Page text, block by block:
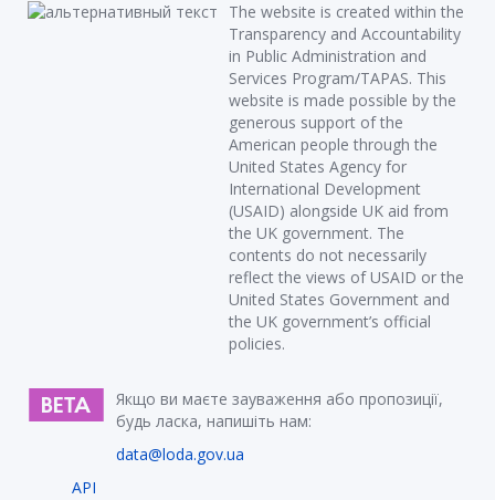
The website is created within the
Transparency and Accountability
in Public Administration and
Services Program/TAPAS. This
website is made possible by the
generous support of the
American people through the
United States Agency for
International Development
(USAID) alongside UK aid from
the UK government. The
contents do not necessarily
reflect the views of USAID or the
United States Government and
the UK government’s official
policies.
Якщо ви маєте зауваження або пропозиції,
будь ласка, напишіть нам:
data@loda.gov.ua
API